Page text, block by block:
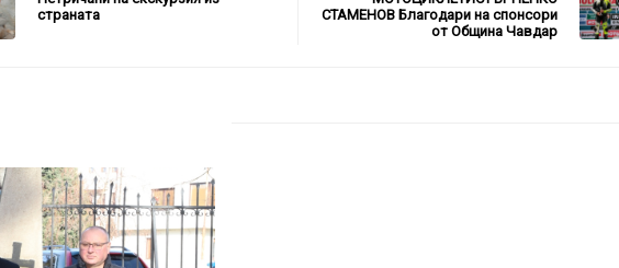
страната
СТАМЕНОВ Благодари на спонсори
от Община Чавдар